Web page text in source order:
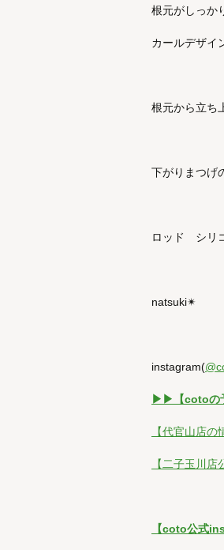
根元がしっか
カールデザイ
根元から立ち
下がりまつげ
ロッド シリ
natsuki✴︎
instagram(
▶︎▶︎【cotoの
【代官山店
【二子玉川
【coto公式